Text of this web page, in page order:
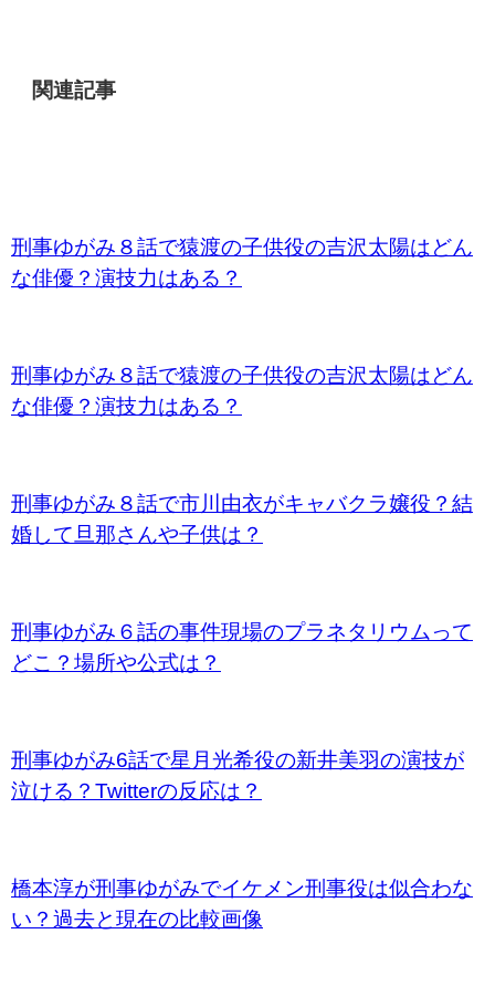
関連記事
刑事ゆがみ８話で猿渡の子供役の吉沢太陽はどん
な俳優？演技力はある？
刑事ゆがみ８話で猿渡の子供役の吉沢太陽はどん
な俳優？演技力はある？
刑事ゆがみ８話で市川由衣がキャバクラ嬢役？結
婚して旦那さんや子供は？
刑事ゆがみ６話の事件現場のプラネタリウムって
どこ？場所や公式は？
刑事ゆがみ6話で星月光希役の新井美羽の演技が
泣ける？Twitterの反応は？
橋本淳が刑事ゆがみでイケメン刑事役は似合わな
い？過去と現在の比較画像